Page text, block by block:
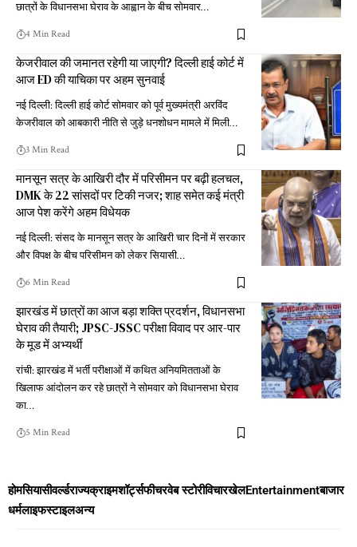
छात्रों के विधानसभा घेराव के आह्वान के बीच सोमवार…
4 Min Read
केजरीवाल की जमानत रहेगी या जाएगी? दिल्ली हाई कोर्ट में
आज ED की याचिका पर अहम सुनवाई
नई दिल्ली: दिल्ली हाई कोर्ट सोमवार को पूर्व मुख्यमंत्री अरविंद
केजरीवाल को आबकारी नीति से जुड़े धनशोधन मामले में मिली…
3 Min Read
मानसून सत्र के आखिरी दौर में परिसीमन पर बढ़ी हलचल,
DMK के 22 सांसदों पर टिकी नजर; शाह समेत कई मंत्री
आज पेश करेंगे अहम विधेयक
नई दिल्ली: संसद के मानसून सत्र के आखिरी चार दिनों में सरकार
और विपक्ष के बीच परिसीमन को लेकर सियासी…
6 Min Read
झारखंड में छात्रों का आज बड़ा शक्ति प्रदर्शन, विधानसभा
घेराव की तैयारी; JPSC-JSSC परीक्षा विवाद पर आर-पार
के मूड में अभ्यर्थी
रांची: झारखंड में भर्ती परीक्षाओं में कथित अनियमितताओं के
खिलाफ आंदोलन कर रहे छात्रों ने सोमवार को विधानसभा घेराव
का…
5 Min Read
होमसियासीवर्ल्डराज्यक्राइमशॉर्ट्सफीचरवेब स्टोरीविचारखेलEntertainmentबाजार
धर्मलाइफस्टाइलअन्य